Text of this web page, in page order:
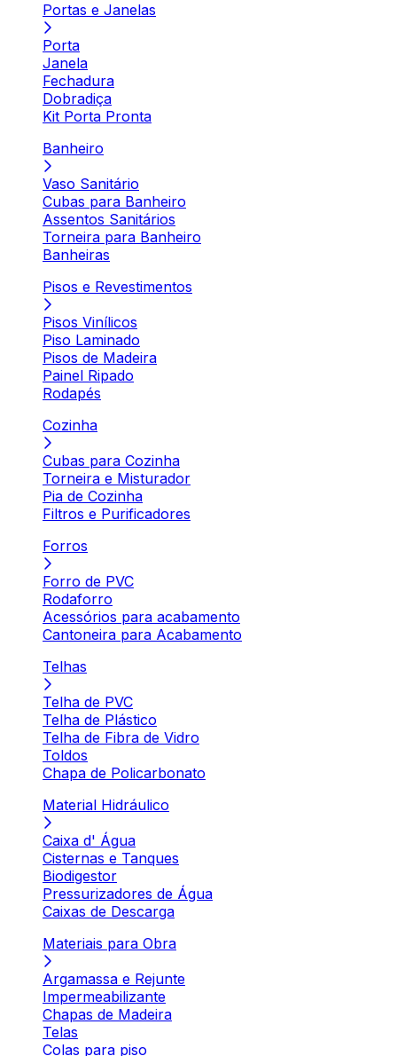
Portas e Janelas
Porta
Janela
Fechadura
Dobradiça
Kit Porta Pronta
Banheiro
Vaso Sanitário
Cubas para Banheiro
Assentos Sanitários
Torneira para Banheiro
Banheiras
Pisos e Revestimentos
Pisos Vinílicos
Piso Laminado
Pisos de Madeira
Painel Ripado
Rodapés
Cozinha
Cubas para Cozinha
Torneira e Misturador
Pia de Cozinha
Filtros e Purificadores
Forros
Forro de PVC
Rodaforro
Acessórios para acabamento
Cantoneira para Acabamento
Telhas
Telha de PVC
Telha de Plástico
Telha de Fibra de Vidro
Toldos
Chapa de Policarbonato
Material Hidráulico
Caixa d' Água
Cisternas e Tanques
Biodigestor
Pressurizadores de Água
Caixas de Descarga
Materiais para Obra
Argamassa e Rejunte
Impermeabilizante
Chapas de Madeira
Telas
Colas para piso